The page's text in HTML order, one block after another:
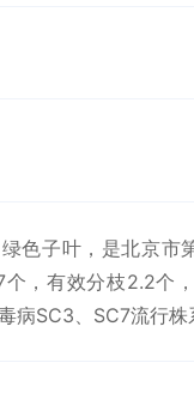
绿色子叶，是北京
，有效分枝2.2个
病SC3、SC7流行株